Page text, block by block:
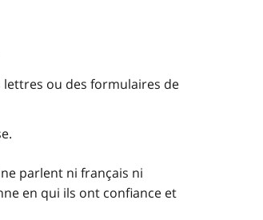
lettres ou des formulaires de
parlent ni français ni
en qui ils ont confiance et